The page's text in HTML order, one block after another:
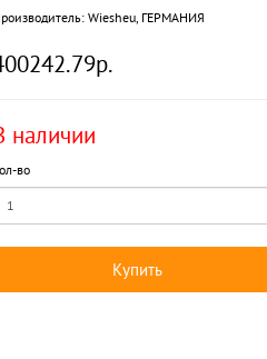
Wiesheu, ГЕРМАНИЯ
наличии
во
Купить